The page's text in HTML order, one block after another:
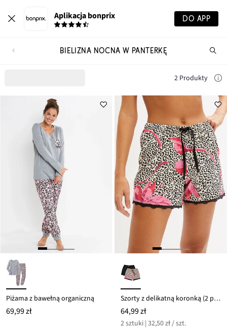
Aplikacja bonprix DO APP
BIELIZNA NOCNA W PANTERKĘ
2 Produkty
Piżama z bawełną organiczną
69,99 zł
Szorty z delikatną koronką (2 pary)
64,99 zł
2 sztuki | 32,50 zł / szt.